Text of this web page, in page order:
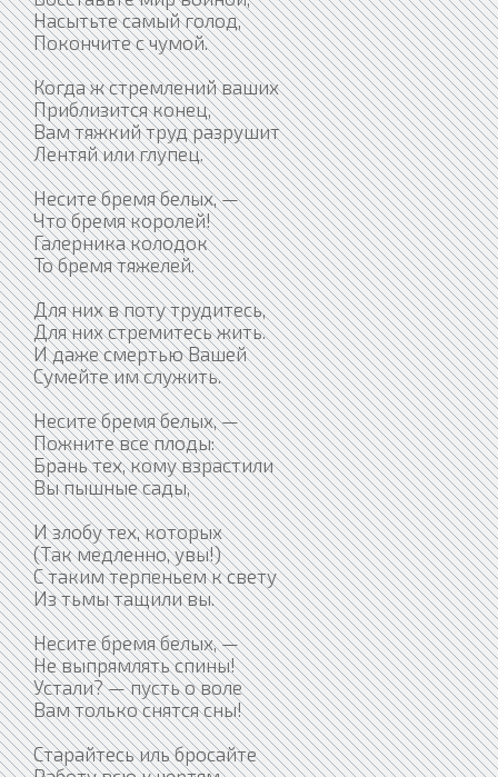
Насытьте самый голод,
Покончите с чумой.
Когда ж стремлений ваших
Приблизится конец,
Вам тяжкий труд разрушит
Лентяй или глупец.
Несите бремя белых, —
Что бремя королей!
Галерника колодок
То бремя тяжелей.
Для них в поту трудитесь,
Для них стремитесь жить.
И даже смертью Вашей
Сумейте им служить.
Несите бремя белых, —
Пожните все плоды:
Брань тех, кому взрастили
Вы пышные сады,
И злобу тех, которых
(Так медленно, увы!)
С таким терпеньем к свету
Из тьмы тащили вы.
Несите бремя белых, —
Не выпрямлять спины!
Устали? — пусть о воле
Вам только снятся сны!
Старайтесь иль бросайте